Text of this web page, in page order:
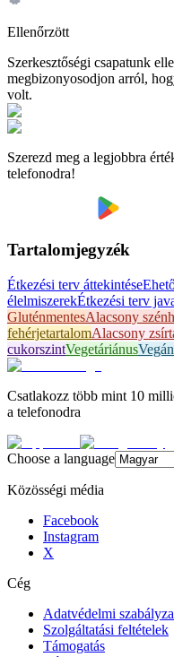
Ellenőrzött
Szerkesztőségi csapatunk
megbizonyosodjon arról,
volt.
Szerezd meg a legjobbra
telefonodra!
Tartalomjegyzék
Étkezési terv áttekintése
élelmiszerekÉtkezési terv
GluténmentesAlacsony
fehérjetartalomAlacsony
cukorszintVegetáriánusVegán
Csatlakozz több mint 10
a telefonodra
Choose a language
Közösségi média
Facebook
Instagram
X
Cég
Adatvédelmi
Szolgáltatási feltételek
Támogatás